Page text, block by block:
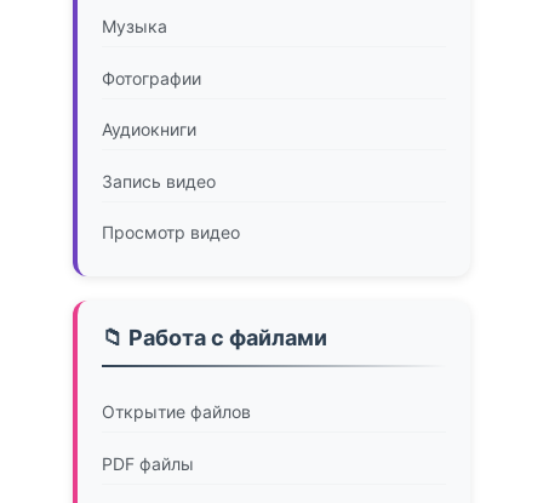
Музыка
Фотографии
Аудиокниги
Запись видео
Просмотр видео
📁 Работа с файлами
Открытие файлов
PDF файлы